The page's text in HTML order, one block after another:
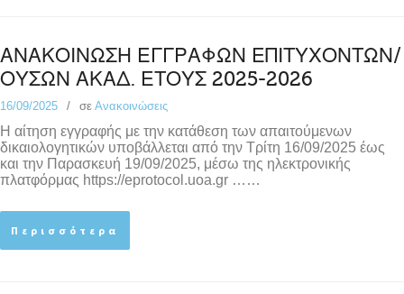
ΑΝΑΚΟΙΝΩΣΗ ΕΓΓΡΑΦΩΝ ΕΠΙΤΥΧΟΝΤΩΝ/
ΟΥΣΩΝ ΑΚΑΔ. ΕΤΟΥΣ 2025-2026
16/09/2025 σε Ανακοινώσεις
Η αίτηση εγγραφής με την κατάθεση των απαιτούμενων
δικαιολογητικών υποβάλλεται από την Τρίτη 16/09/2025 έως
και την Παρασκευή 19/09/2025, μέσω της ηλεκτρονικής
πλατφόρμας https://eprotocol.uoa.gr ……
Περισσότερα